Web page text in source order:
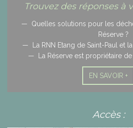
Trouvez des réponses à
Quelles solutions pour les
Réserve ?
La RNN Etang de Saint-Paul et
La Réserve est propriétaire de
EN SAVOIR +
Accès :